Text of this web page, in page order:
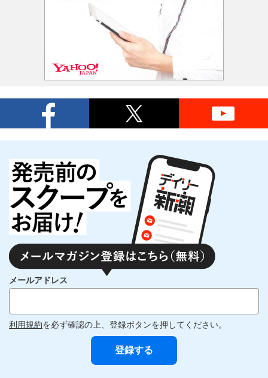
メールアドレス
利用規約を必ず確認の上、登録ボタンを押してください。